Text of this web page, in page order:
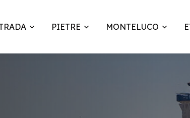
PIETRE MONTELUCO